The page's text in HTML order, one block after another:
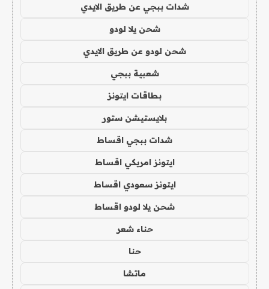
شدات ببجي عن طريق الايدي
شحن يلا لودو
شحن لودو عن طريق الايدي
شعبية ببجي
بطاقات ايتونز
بلايستيشن ستور
شدات ببجي اقساط
ايتونز امريكي اقساط
ايتونز سعودي اقساط
شحن يلا لودو اقساط
حناء شعر
حنا
ماتشا